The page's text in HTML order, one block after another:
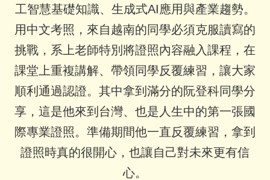
工智慧基礎知識、生成式AI應用與產業趨勢。
用中文考照，來自越南的同學必須克服讀寫的
挑戰，系上老師特別將證照內容融入課程，在
課堂上重複講解、帶領同學反覆練習，讓大家
順利通過認證。其中拿到滿分的阮登科同學分
享，這是他來到台灣、也是人生中的第一張國
際專業證照。準備期間他一直反覆練習，拿到
證照時真的很開心，也讓自己對未來更有信
心。